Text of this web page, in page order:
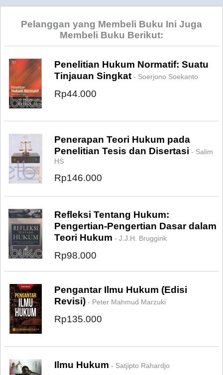
Pelanggan yang Membeli Buku Ini Juga
Membeli Buku Berikut:
Penelitian Hukum Normatif: Suatu
Tinjauan Singkat - Soerjono Soekanto
Rp44.000
Penerapan Teori Hukum pada
Penelitian Tesis dan Disertasi - Salim
HS
Rp146.000
Refleksi Tentang Hukum:
Pengertian-Pengertian Dasar dalam
Teori Hukum - J.J.H. Bruggink
Rp98.000
Pengantar Ilmu Hukum (Edisi
Revisi) - Peter Mahmud Marzuki
Rp135.000
Ilmu Hukum - Satjipto Rahardjo